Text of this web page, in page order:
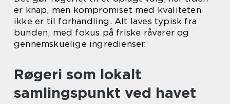
er knap, men kompromiset med kvaliteten
ikke er til forhandling. Alt laves typisk fra
bunden, med fokus på friske råvarer og
gennemskuelige ingredienser.
Røgeri som lokalt
samlingspunkt ved havet